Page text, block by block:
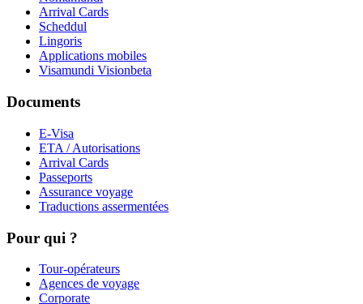
Arrival Cards
Scheddul
Lingoris
Applications mobiles
Visamundi Visionbeta
Documents
E-Visa
ETA / Autorisations
Arrival Cards
Passeports
Assurance voyage
Traductions assermentées
Pour qui ?
Tour-opérateurs
Agences de voyage
Corporate